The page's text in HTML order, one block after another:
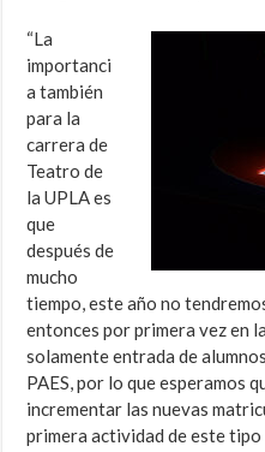
“La
importanci
a también
para la
carrera de
Teatro de
la UPLA es
que
después de
mucho
tiempo, este año no
entonces por primera vez en
solamente entrada de
PAES, por lo que esperamos
incrementar las nuevas
primera actividad de este tipo